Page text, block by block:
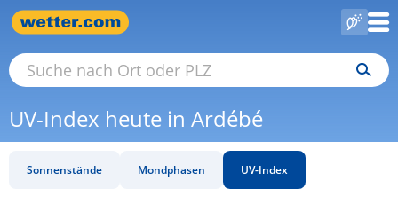
UV-Index heute in Ardébé
Sonnenstände Mondphasen UV-Index